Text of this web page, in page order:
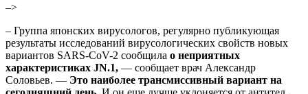
–>
– Группа японских вирусологов, регулярно публикующая
результаты исследований вирусологических свойств новых
вариантов SARS-CoV-2 сообщила о неприятных
характеристиках JN.1, — сообщает врач Александр
Соловьев. — Это наиболее трансмиссивный вариант на